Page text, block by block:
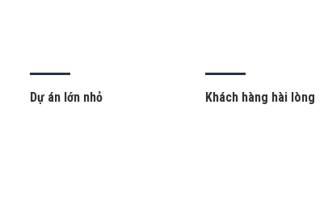
Dự án lớn nhỏ Khách hàng hài lòng